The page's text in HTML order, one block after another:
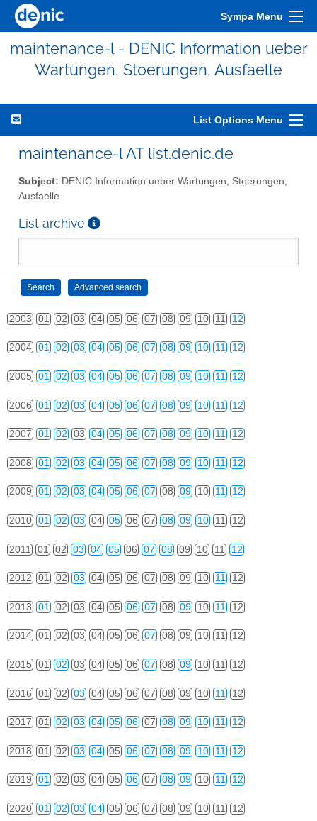
Sympa Menu
maintenance-l - DENIC Information ueber
Wartungen, Stoerungen, Ausfaelle
List Options Menu
maintenance-l AT list.denic.de
Subject: DENIC Information ueber Wartungen, Stoerungen,
Ausfaelle
List archive
2003 01 02 03 04 05 06 07 08 09 10 11 12
2004 01 02 03 04 05 06 07 08 09 10 11 12
2005 01 02 03 04 05 06 07 08 09 10 11 12
2006 01 02 03 04 05 06 07 08 09 10 11 12
2007 01 02 03 04 05 06 07 08 09 10 11 12
2008 01 02 03 04 05 06 07 08 09 10 11 12
2009 01 02 03 04 05 06 07 08 09 10 11 12
2010 01 02 03 04 05 06 07 08 09 10 11 12
2011 01 02 03 04 05 06 07 08 09 10 11 12
2012 01 02 03 04 05 06 07 08 09 10 11 12
2013 01 02 03 04 05 06 07 08 09 10 11 12
2014 01 02 03 04 05 06 07 08 09 10 11 12
2015 01 02 03 04 05 06 07 08 09 10 11 12
2016 01 02 03 04 05 06 07 08 09 10 11 12
2017 01 02 03 04 05 06 07 08 09 10 11 12
2018 01 02 03 04 05 06 07 08 09 10 11 12
2019 01 02 03 04 05 06 07 08 09 10 11 12
2020 01 02 03 04 05 06 07 08 09 10 11 12